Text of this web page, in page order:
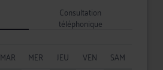
Consultation
téléphonique
MAR MER JEU VEN
SAM